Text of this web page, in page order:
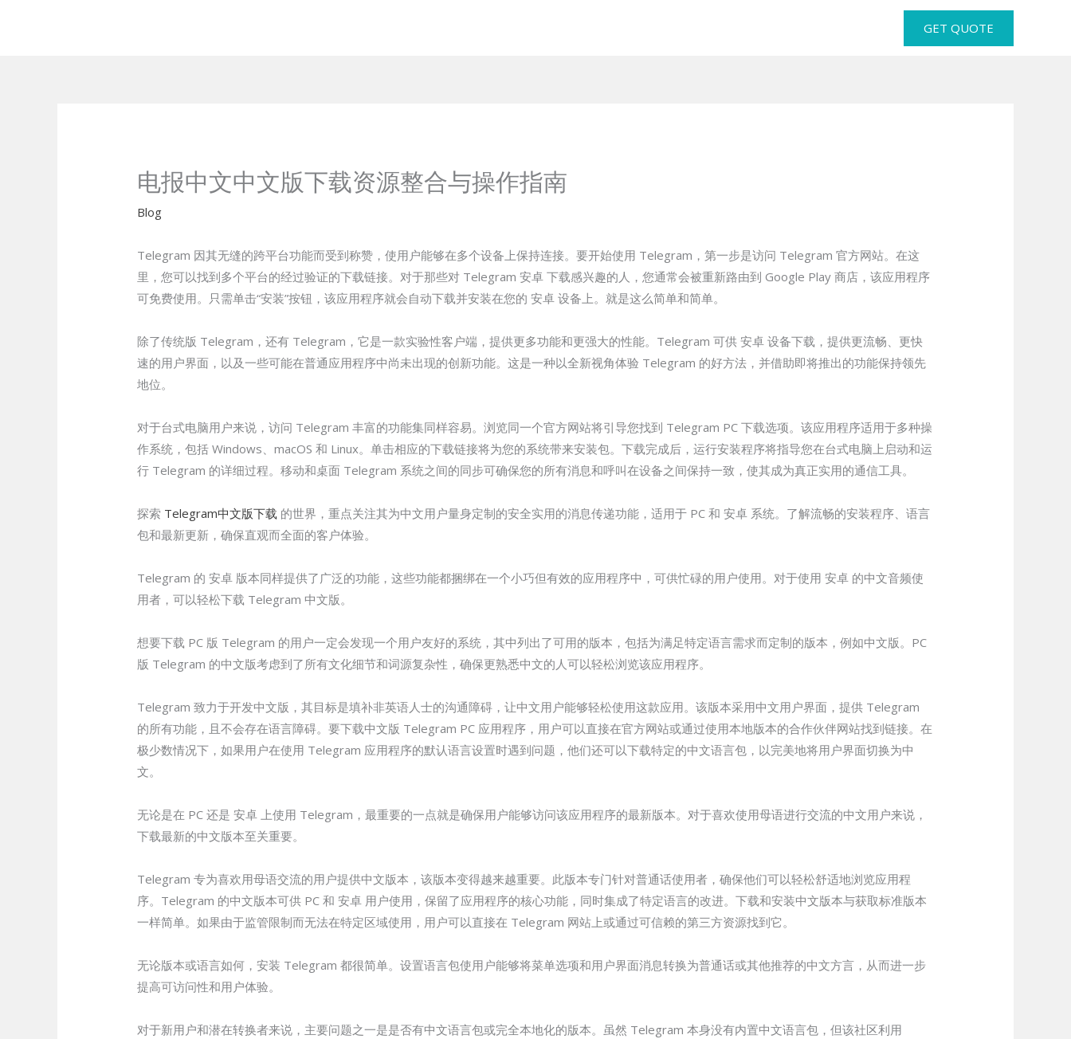
GET QUOTE
电报中文中文版下载资源整合与操作指南
Blog
Telegram 因其无缝的跨平台功能而受到称赞，使用户能够在多个设备上保持连接。要开始使用 Telegram，第一步是访问 Telegram 官方网站。在这
里，您可以找到多个平台的经过验证的下载链接。对于那些对 Telegram 安卓 下载感兴趣的人，您通常会被重新路由到 Google Play 商店，该应用程序
可免费使用。只需单击“安装”按钮，该应用程序就会自动下载并安装在您的 安卓 设备上。就是这么简单和简单。
除了传统版 Telegram，还有 Telegram，它是一款实验性客户端，提供更多功能和更强大的性能。Telegram 可供 安卓 设备下载，提供更流畅、更快
速的用户界面，以及一些可能在普通应用程序中尚未出现的创新功能。这是一种以全新视角体验 Telegram 的好方法，并借助即将推出的功能保持领先
地位。
对于台式电脑用户来说，访问 Telegram 丰富的功能集同样容易。浏览同一个官方网站将引导您找到 Telegram PC 下载选项。该应用程序适用于多种操
作系统，包括 Windows、macOS 和 Linux。单击相应的下载链接将为您的系统带来安装包。下载完成后，运行安装程序将指导您在台式电脑上启动和运
行 Telegram 的详细过程。移动和桌面 Telegram 系统之间的同步可确保您的所有消息和呼叫在设备之间保持一致，使其成为真正实用的通信工具。
探索 Telegram中文版下载 的世界，重点关注其为中文用户量身定制的安全实用的消息传递功能，适用于 PC 和 安卓 系统。了解流畅的安装程序、语言
包和最新更新，确保直观而全面的客户体验。
Telegram 的 安卓 版本同样提供了广泛的功能，这些功能都捆绑在一个小巧但有效的应用程序中，可供忙碌的用户使用。对于使用 安卓 的中文音频使
用者，可以轻松下载 Telegram 中文版。
想要下载 PC 版 Telegram 的用户一定会发现一个用户友好的系统，其中列出了可用的版本，包括为满足特定语言需求而定制的版本，例如中文版。PC
版 Telegram 的中文版考虑到了所有文化细节和词源复杂性，确保更熟悉中文的人可以轻松浏览该应用程序。
Telegram 致力于开发中文版，其目标是填补非英语人士的沟通障碍，让中文用户能够轻松使用这款应用。该版本采用中文用户界面，提供 Telegram
的所有功能，且不会存在语言障碍。要下载中文版 Telegram PC 应用程序，用户可以直接在官方网站或通过使用本地版本的合作伙伴网站找到链接。在
极少数情况下，如果用户在使用 Telegram 应用程序的默认语言设置时遇到问题，他们还可以下载特定的中文语言包，以完美地将用户界面切换为中
文。
无论是在 PC 还是 安卓 上使用 Telegram，最重要的一点就是确保用户能够访问该应用程序的最新版本。对于喜欢使用母语进行交流的中文用户来说，
下载最新的中文版本至关重要。
Telegram 专为喜欢用母语交流的用户提供中文版本，该版本变得越来越重要。此版本专门针对普通话使用者，确保他们可以轻松舒适地浏览应用程
序。Telegram 的中文版本可供 PC 和 安卓 用户使用，保留了应用程序的核心功能，同时集成了特定语言的改进。下载和安装中文版本与获取标准版本
一样简单。如果由于监管限制而无法在特定区域使用，用户可以直接在 Telegram 网站上或通过可信赖的第三方资源找到它。
无论版本或语言如何，安装 Telegram 都很简单。设置语言包使用户能够将菜单选项和用户界面消息转换为普通话或其他推荐的中文方言，从而进一步
提高可访问性和用户体验。
对于新用户和潜在转换者来说，主要问题之一是是否有中文语言包或完全本地化的版本。虽然 Telegram 本身没有内置中文语言包，但该社区利用